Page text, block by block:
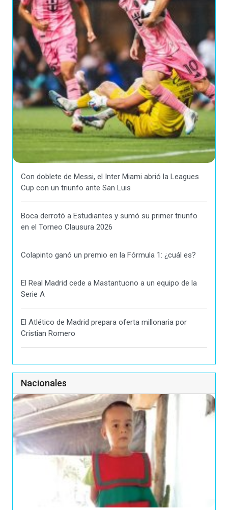
Con doblete de Messi, el Inter Miami abrió la Leagues
Cup con un triunfo ante San Luis
Boca derrotó a Estudiantes y sumó su primer triunfo
en el Torneo Clausura 2026
Colapinto ganó un premio en la Fórmula 1: ¿cuál es?
El Real Madrid cede a Mastantuono a un equipo de la
Serie A
El Atlético de Madrid prepara oferta millonaria por
Cristian Romero
Nacionales